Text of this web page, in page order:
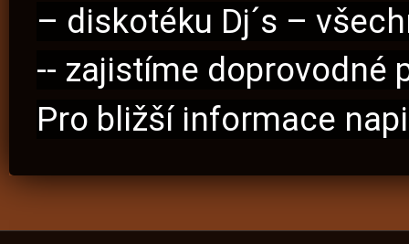
– diskotéku Dj´s –
-- zajistíme doprovodné
Pro bližší informace